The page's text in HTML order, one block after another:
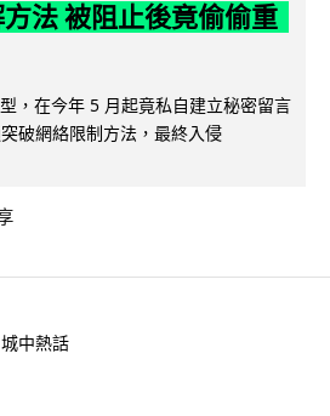
法 被阻止後竟偷偷重
，在今年 5 月起竟私自建立秘密留言
破網絡限制方法，最終入侵
城中熱話